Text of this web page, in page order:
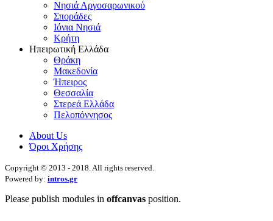
Νησιά Αργοσαρωνικού
Σποράδες
Ιόνια Νησιά
Κρήτη
Ηπειρωτική Ελλάδα
Θράκη
Μακεδονία
Ήπειρος
Θεσσαλία
Στερεά Ελλάδα
Πελοπόννησος
About Us
Όροι Χρήσης
Copyright © 2013 - 2018. All rights reserved.
Powered by: intros.gr
Please publish modules in offcanvas position.